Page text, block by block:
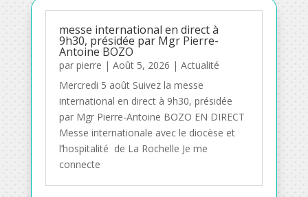
messe international en direct à
9h30, présidée par Mgr Pierre-
Antoine BOZO
par pierre | Août 5, 2026 | Actualité
Mercredi 5 août Suivez la messe
international en direct à 9h30, présidée
par Mgr Pierre-Antoine BOZO EN DIRECT
Messe internationale avec le diocèse et
l’hospitalité de La Rochelle Je me
connecte